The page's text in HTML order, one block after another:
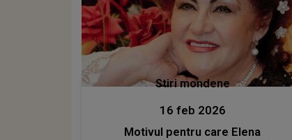
Stiri mondene
16 feb 2026
Motivul pentru care Elena